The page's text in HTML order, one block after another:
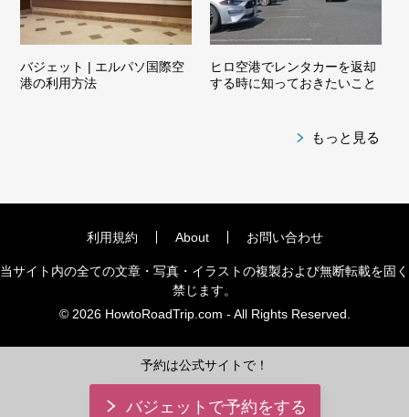
バジェット | エルパソ国際空
港の利用方法
ヒロ空港でレンタカーを返却
する時に知っておきたいこと
もっと見る
予約は公式サイトで！
バジェットで予約をする
利用規約 About お問い合わせ
当サイト内の全ての文章・写真・イラストの複製および無断転載を固く
禁じます。
© 2026 HowtoRoadTrip.com - All Rights Reserved.